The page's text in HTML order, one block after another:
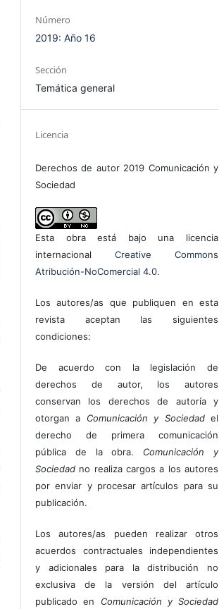
Número
2019: Año 16
Sección
Temática general
Licencia
Derechos de autor 2019 Comunicación y
Sociedad
Esta obra está bajo una licencia
internacional Creative Commons
Atribución-NoComercial 4.0.
Los autores/as que publiquen en esta
revista aceptan las siguientes
condiciones:
De acuerdo con la legislación de
derechos de autor, los autores
conservan los derechos de autoría y
otorgan a Comunicación y Sociedadel
derecho de primera comunicación
pública de la obra. Comunicación y
Sociedad no realiza cargos a los autores
por enviar y procesar artículos para su
publicación.
Los autores/as pueden realizar otros
acuerdos contractuales independientes
y adicionales para la distribución no
exclusiva de la versión del artículo
publicado en Comunicación y Sociedad